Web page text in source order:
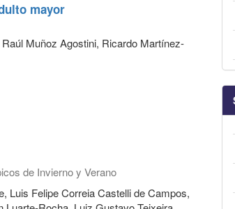
mayor
Muñoz Agostini, Ricardo Martínez-
de Invierno y Verano
Luis Felipe Correia Castelli de Campos,